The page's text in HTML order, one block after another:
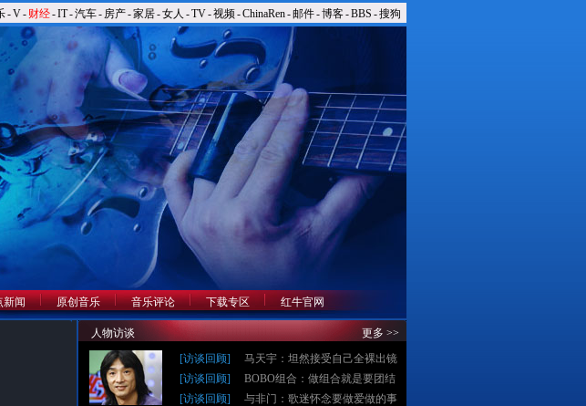
-V- 财经-IT-汽车- 房产-家居-女人 -TV-视频-ChinaRen-邮件-博客-BBS -搜狗
新闻 原创音乐 音乐评论 下载专区 红牛官网
人物访谈 更多 >>
[访谈回顾]
马天宇：坦然接受自己全裸出镜
[访谈回顾]
BOBO组合：做组合就是要团结
[访谈回顾]
与非门：歌迷怀念要做爱做的事